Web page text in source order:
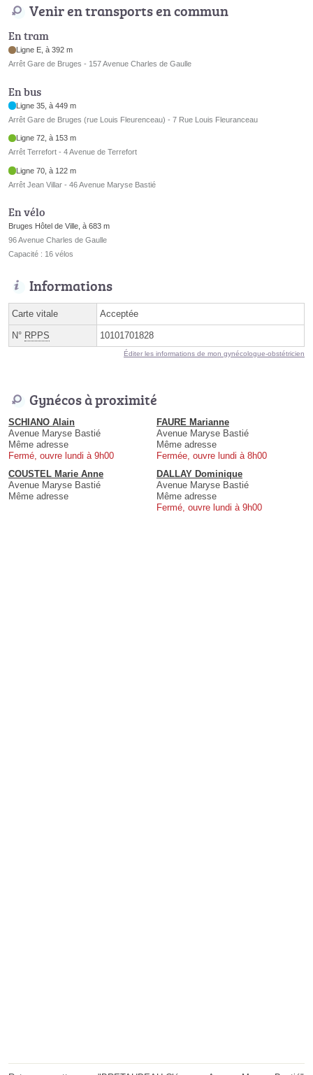
Venir en transports en commun
En tram
Ligne E, à 392 m
Arrêt Gare de Bruges - 157 Avenue Charles de Gaulle
En bus
Ligne 35, à 449 m
Arrêt Gare de Bruges (rue Louis Fleurenceau) - 7 Rue Louis Fleuranceau
Ligne 72, à 153 m
Arrêt Terrefort - 4 Avenue de Terrefort
Ligne 70, à 122 m
Arrêt Jean Villar - 46 Avenue Maryse Bastié
En vélo
Bruges Hôtel de Ville, à 683 m
96 Avenue Charles de Gaulle
Capacité : 16 vélos
Informations
Carte vitale Acceptée
N° RPPS 10101701828
Éditer les informations de mon gynécologue-obstétricien
Gynécos à proximité
SCHIANO Alain
Avenue Maryse Bastié
Même adresse
Fermé, ouvre lundi à 9h00
FAURE Marianne
Avenue Maryse Bastié
Même adresse
Fermée, ouvre lundi à 8h00
COUSTEL Marie Anne
Avenue Maryse Bastié
Même adresse
DALLAY Dominique
Avenue Maryse Bastié
Même adresse
Fermé, ouvre lundi à 9h00